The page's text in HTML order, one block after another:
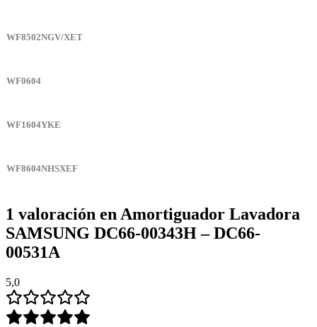
WF8502NGV/XET
WF0604
WF1604YKE
WF8604NHSXEF
1 valoración en Amortiguador Lavadora
SAMSUNG DC66-00343H – DC66-
00531A
5,0